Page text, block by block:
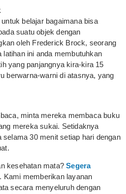
belajar bagaimana bisa
suatu objek dengan
oleh Frederick Brock, seorang
ini anda membutuhkan
yang panjangnya kira-kira 15
berwarna-warni di atasnya, yang
minta mereka membaca buku
mereka sukai. Setidaknya
30 menit setiap hari dengan
kesehatan mata?Segera
Kami memberikan layanan
secara menyeluruh dengan